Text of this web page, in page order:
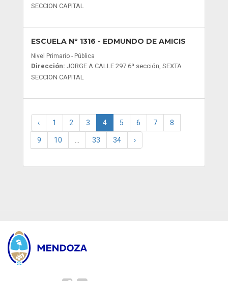
SECCION CAPITAL
ESCUELA Nº 1316 - EDMUNDO DE AMICIS
Nivel Primario - Pública
Dirección: JORGE A CALLE 297 6ª sección, SEXTA
SECCION CAPITAL
‹ 1 2 3 4 5 6 7 8
9 10 33 34 ›